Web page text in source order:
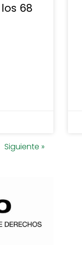
68
Siguiente »